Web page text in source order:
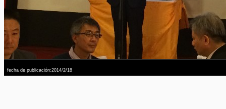
fecha de publicación:2014/2/18